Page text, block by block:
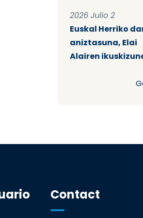
2026 Julio 2
Euskal Herriko
aniztasuna, Elai
Alairen
Contact